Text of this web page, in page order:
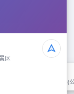
区
关市12路;1路;4路;5路;9路